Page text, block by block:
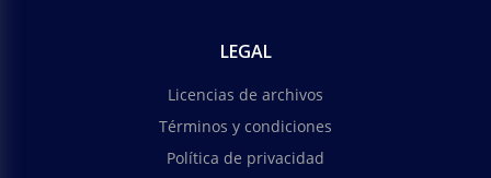
LEGAL
Licencias de archivos
Términos y condiciones
Política de privacidad